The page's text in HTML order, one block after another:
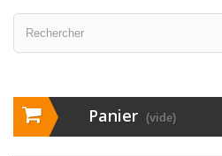
Panier (vide)